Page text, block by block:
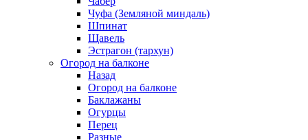
Чуфа (Земляной миндаль)
Шпинат
Щавель
Эстрагон (тархун)
Огород на балконе
Назад
Огород на балконе
Баклажаны
Огурцы
Перец
Разные